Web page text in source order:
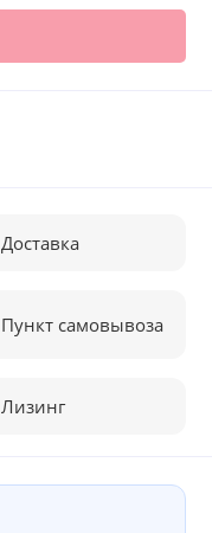
Доставка
Пункт самовывоза
Лизинг